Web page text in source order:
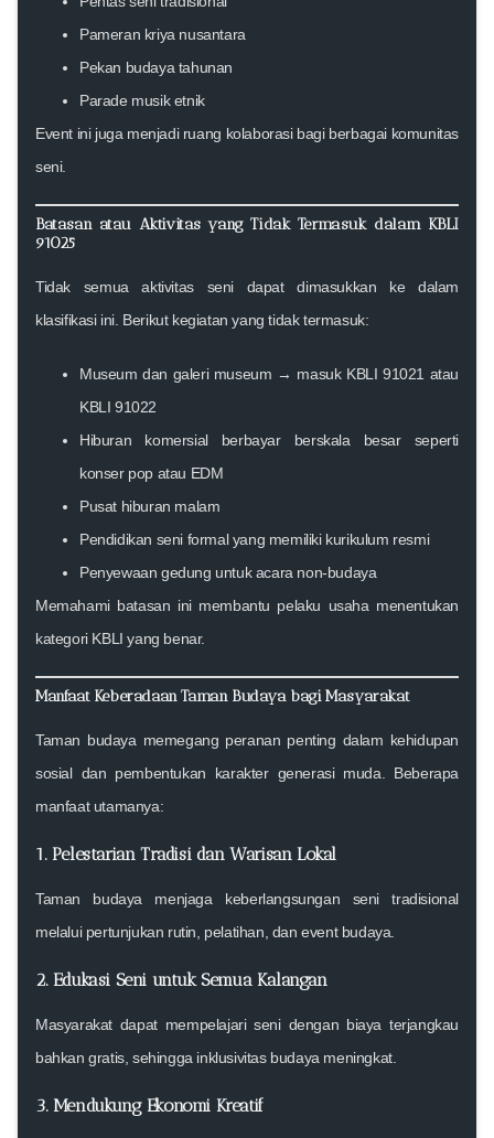
Pameran kriya nusantara
Pekan budaya tahunan
Parade musik etnik
Event ini juga menjadi ruang kolaborasi bagi berbagai komunitas
seni.
Batasan atau Aktivitas yang Tidak Termasuk dalam KBLI
91025
Tidak semua aktivitas seni dapat dimasukkan ke dalam
klasifikasi ini. Berikut kegiatan yang tidak termasuk:
Museum dan galeri museum → masuk KBLI 91021 atau
KBLI 91022
Hiburan komersial berbayar berskala besarseperti
konser pop atau EDM
Pusat hiburan malam
Pendidikan seni formalyang memiliki kurikulum resmi
Penyewaan gedung untuk acara non-budaya
Memahami batasan ini membantu pelaku usaha menentukan
kategori KBLI yang benar.
Manfaat Keberadaan Taman Budaya bagi Masyarakat
Taman budaya memegang peranan penting dalam kehidupan
sosial dan pembentukan karakter generasi muda. Beberapa
manfaat utamanya:
1. Pelestarian Tradisi dan Warisan Lokal
Taman budaya menjaga keberlangsungan seni tradisional
melalui pertunjukan rutin, pelatihan, dan event budaya.
2. Edukasi Seni untuk Semua Kalangan
Masyarakat dapat mempelajari seni dengan biaya terjangkau
bahkan gratis, sehingga inklusivitas budaya meningkat.
3. Mendukung Ekonomi Kreatif